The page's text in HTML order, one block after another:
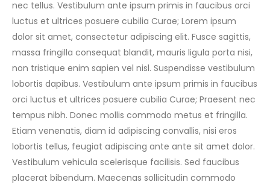
nec tellus. Vestibulum ante ipsum primis in faucibus orci
luctus et ultrices posuere cubilia Curae; Lorem ipsum
dolor sit amet, consectetur adipiscing elit. Fusce sagittis,
massa fringilla consequat blandit, mauris ligula porta nisi,
non tristique enim sapien vel nisl. Suspendisse vestibulum
lobortis dapibus. Vestibulum ante ipsum primis in faucibus
orci luctus et ultrices posuere cubilia Curae; Praesent nec
tempus nibh. Donec mollis commodo metus et fringilla.
Etiam venenatis, diam id adipiscing convallis, nisi eros
lobortis tellus, feugiat adipiscing ante ante sit amet dolor.
Vestibulum vehicula scelerisque facilisis. Sed faucibus
placerat bibendum. Maecenas sollicitudin commodo